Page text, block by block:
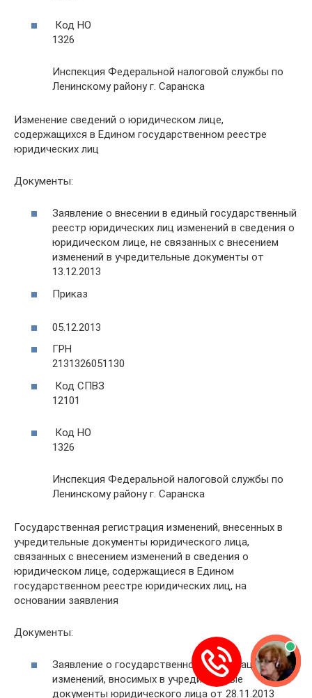
Код НО
1326
Инспекция Федеральной налоговой службы по
Ленинскому району г. Саранска
Изменение сведений о юридическом лице,
содержащихся в Едином государственном реестре
юридических лиц
Документы:
Заявление о внесении в единый государственный
реестр юридических лиц изменений в сведения о
юридическом лице, не связанных с внесением
изменений в учредительные документы от
13.12.2013
Приказ
05.12.2013
ГРН
2131326051130
Код СПВЗ
12101
Код НО
1326
Инспекция Федеральной налоговой службы по
Ленинскому району г. Саранска
Государственная регистрация изменений, внесенных в
учредительные документы юридического лица,
связанных с внесением изменений в сведения о
юридическом лице, содержащиеся в Едином
государственном реестре юридических лиц, на
основании заявления
Документы:
Заявление о государственной регистрации
изменений, вносимых в учредительные
документы юридического лица от 28.11.2013